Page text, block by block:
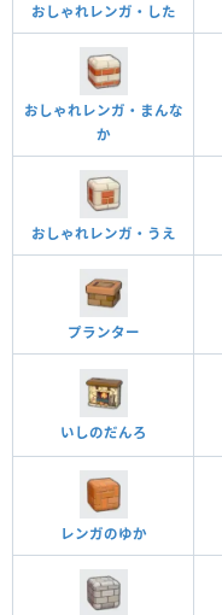
おしゃれレンガ・した
おしゃれレンガ・まんな
か
おしゃれレンガ・うえ
プランター
いしのだんろ
レンガのゆか